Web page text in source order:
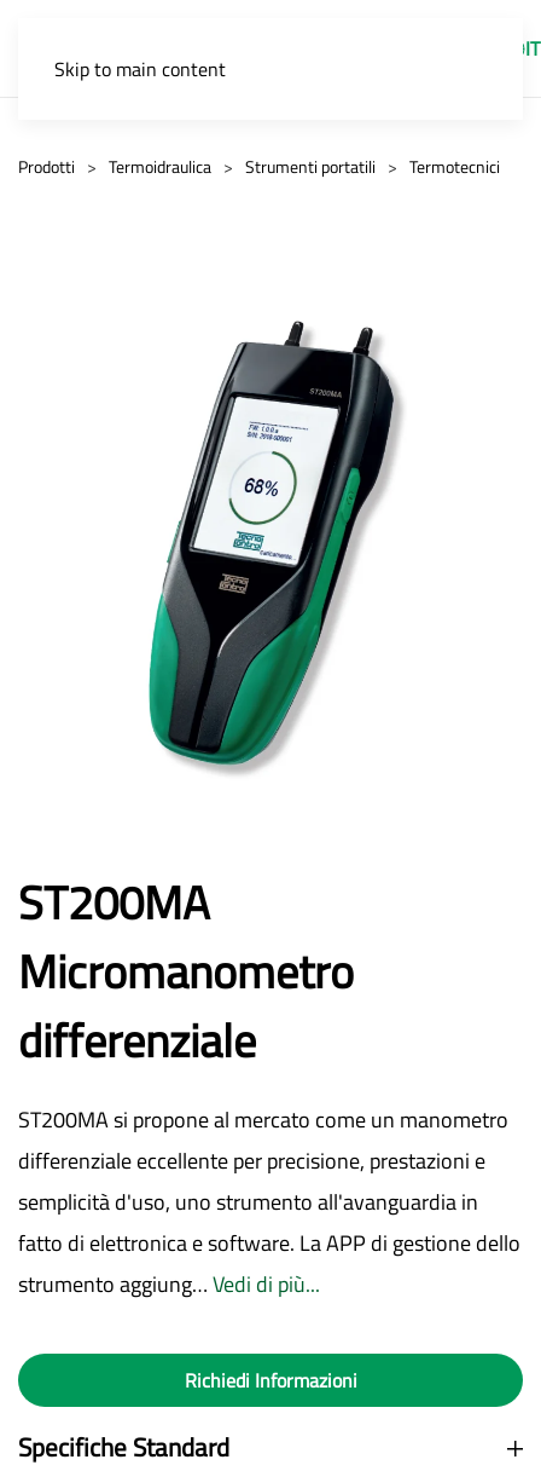
Skip to main content
IT
Prodotti Termoidraulica Strumenti portatili Termotecnici
ST200MA
Micromanometro
differenziale
ST200MA si propone al mercato come un manometro
differenziale eccellente per precisione, prestazioni e
semplicità d'uso, uno strumento all'avanguardia in
fatto di elettronica e software. La APP di gestione dello
strumento aggiung…Vedi di più...
Richiedi Informazioni
Specifiche Standard